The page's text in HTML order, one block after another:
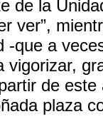
de la
ver”,
-que a
vigorizar,
de
plaza